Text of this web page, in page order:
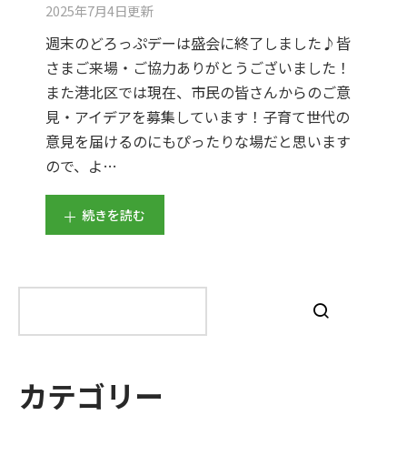
2025年7月4日更新
週末のどろっぷデーは盛会に終了しました♪皆
さまご来場・ご協力ありがとうございました！
また港北区では現在、市民の皆さんからのご意
見・アイデアを募集しています！子育て世代の
意見を届けるのにもぴったりな場だと思います
ので、よ…
続きを読む
カテゴリー